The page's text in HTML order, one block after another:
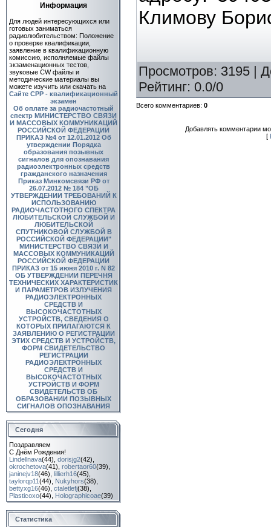
Информация
Для людей интересующихся или
готовых заниматься
радиолюбительством: Положение
о проверке квалификации,
заявление в квалификационную
комиссию, исполняемые файлы
экзаменационных тестов,
звуковые CW файлы и
методические материалы вы
можете изучить или скачать на
Сайте СРР - квалификационный
экзамен
Об оплате за радиочастотный
спектр МИНИСТЕРСТВО СВЯЗИ
И МАССОВЫХ КОММУНИКАЦИЙ
РОССИЙСКОЙ ФЕДЕРАЦИИ
ПРИКАЗ №4 от 12.01.2012 Об
утверждении Порядка
образования позывных
сигналов для опознавания
радиоэлектронных средств
гражданского назначения
Приказ Минкомсвязи РФ от
26.07.2012 № 184 "ОБ
УТВЕРЖДЕНИИ ТРЕБОВАНИЙ К
ИСПОЛЬЗОВАНИЮ
РАДИОЧАСТОТНОГО СПЕКТРА
ЛЮБИТЕЛЬСКОЙ СЛУЖБОЙ И
ЛЮБИТЕЛЬСКОЙ
СПУТНИКОВОЙ СЛУЖБОЙ В
РОССИЙСКОЙ ФЕДЕРАЦИИ"
МИНИСТЕРСТВО СВЯЗИ И
МАССОВЫХ КОММУНИКАЦИЙ
РОССИЙСКОЙ ФЕДЕРАЦИИ
ПРИКАЗ от 15 июня 2010 г. N 82
ОБ УТВЕРЖДЕНИИ ПЕРЕЧНЯ
ТЕХНИЧЕСКИХ ХАРАКТЕРИСТИК
И ПАРАМЕТРОВ ИЗЛУЧЕНИЯ
РАДИОЭЛЕКТРОННЫХ
СРЕДСТВ И
ВЫСОКОЧАСТОТНЫХ
УСТРОЙСТВ, СВЕДЕНИЯ О
КОТОРЫХ ПРИЛАГАЮТСЯ К
ЗАЯВЛЕНИЮ О РЕГИСТРАЦИИ
ЭТИХ СРЕДСТВ И УСТРОЙСТВ,
ФОРМ СВИДЕТЕЛЬСТВО
РЕГИСТРАЦИИ
РАДИОЭЛЕКТРОННЫХ
СРЕДСТВ И
ВЫСОКОЧАСТОТНЫХ
УСТРОЙСТВ И ФОРМ
СВИДЕТЕЛЬСТВ ОБ
ОБРАЗОВАНИИ ПОЗЫВНЫХ
СИГНАЛОВ ОПОЗНАВАНИЯ
Сегодня
Поздравляем
С Днём Рождения!
Lindellnava(44) dorisjg2(42)
okrochetova(41) robertaor60(39)
janinejv18(46) lillierh16(45)
taylorqp11(44) Nukyhors(38)
bettyxg16(46) ctaletlefj(38)
Plasticoxo(44) Holographicoae(39)
Статистика
Климову
Просмотров: 3195 |
Рейтинг: 0.0/0
Всего комментариев: 0
Добавлять комментарии
[